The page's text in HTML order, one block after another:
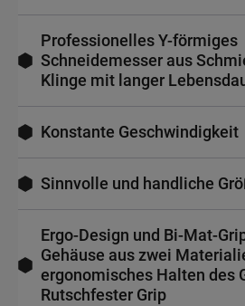
Professionelles Y-förmiges
Schneidemesser aus
Klinge mit langer
Konstante Geschwindigkeit
Sinnvolle und handliche
Ergo-Design und Bi-Mat-
Gehäuse aus zwei
ergonomisches Halten des
Rutschfester Grip